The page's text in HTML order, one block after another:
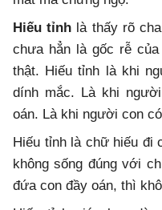
Hiếu tỉnh là thấy rõ
chưa hẳn là gốc rễ
thật. Hiếu tỉnh là khi
dính mắc. Là khi
oán. Là khi người con
Hiếu tỉnh là chữ hiếu đi
không sống đúng với
đứa con đầy oán, thì